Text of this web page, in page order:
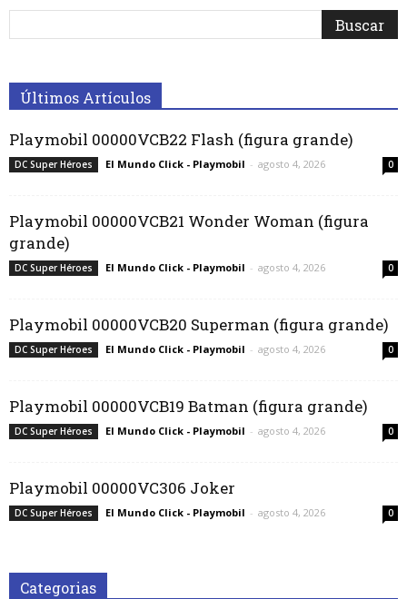
Últimos Artículos
Playmobil 00000VCB22 Flash (figura grande)
DC Super Héroes El Mundo Click - Playmobil - agosto 4, 2026 0
Playmobil 00000VCB21 Wonder Woman (figura
grande)
DC Super Héroes El Mundo Click - Playmobil - agosto 4, 2026 0
Playmobil 00000VCB20 Superman (figura grande)
DC Super Héroes El Mundo Click - Playmobil - agosto 4, 2026 0
Playmobil 00000VCB19 Batman (figura grande)
DC Super Héroes El Mundo Click - Playmobil - agosto 4, 2026 0
Playmobil 00000VC306 Joker
DC Super Héroes El Mundo Click - Playmobil - agosto 4, 2026 0
Categorias